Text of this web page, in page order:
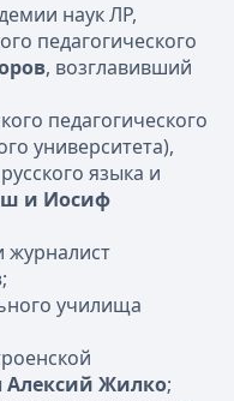
наук ЛР,
педагогического
, возглавивший
педагогического
университета),
языка и
и Иосиф
журналист
;
училища
Алексий Жилко;